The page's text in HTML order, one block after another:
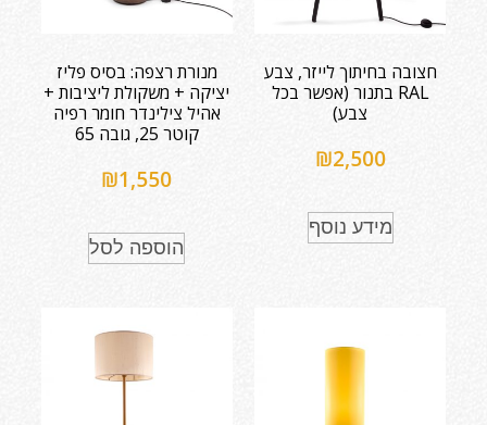
חצובה בחיתוך לייזר, צבע
RAL בתנור (אפשר בכל
צבע)
₪2,500
מידע נוסף
מנורת רצפה: בסיס פליז
יציקה + משקולת ליציבות +
אהיל צילינדר חומר רפיה
קוטר 25, גובה 65
₪1,550
הוספה לסל